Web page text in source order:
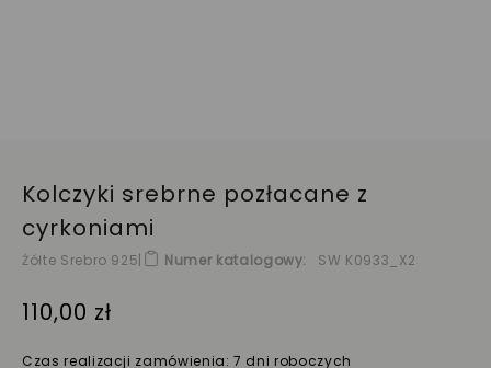
Kolczyki srebrne pozłacane z
cyrkoniami
Żółte Srebro 925| Numer katalogowy SW K0933_X2
110,00 zł
Czas realizacji zamówienia: 7 dni roboczych